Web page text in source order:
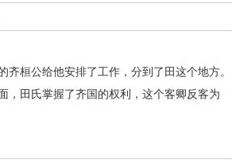
桓公给他安排了工作，分到了田这个地方。
，田氏掌握了齐国的权利，这个客卿反客为